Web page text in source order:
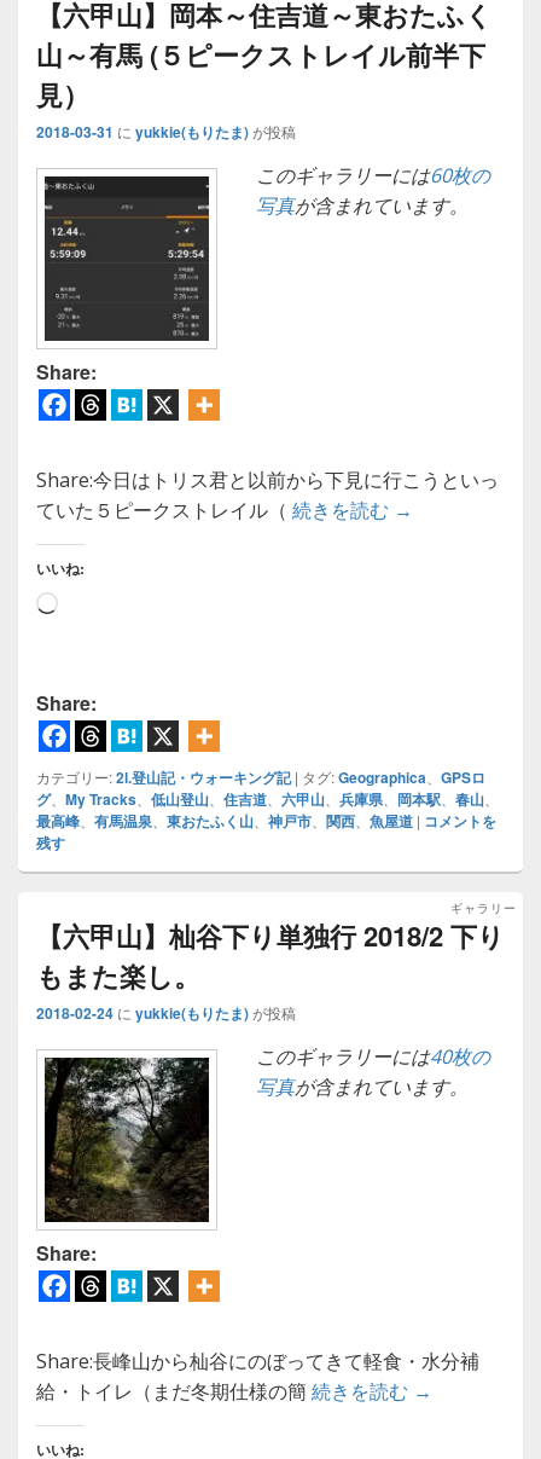
【六甲山】岡本～住吉道～東おたふく
山～有馬 (５ピークストレイル前半下
見）
2018-03-31 に yukkie(もりたま)が投稿
このギャラリーには60枚の
写真が含まれています。
Share:
Share:今日はトリス君と以前から下見に行こうといっ
ていた５ピークストレイル（ 続きを読む 【六甲山】岡本
→
いいね:
読
み
中…
Share:
カテゴリー:2l.登山記・ウォーキング記 | タグ:Geographica
GPSロ
グ、 My Tracks 低山登山 住吉道 六甲山 兵庫県 岡本駅 春山
最高峰 有馬温泉 東おたふく山 神戸市 関西 魚屋道 | コメントを
残す
【六甲山】杣谷下り単独行 2018/2 下り
もまた楽し。
ギャラリー
2018-02-24 に yukkie(もりたま)が投稿
このギャラリーには40枚の
写真が含まれています。
Share:
Share:長峰山から杣谷にのぼってきて軽食・水分補
給・トイレ（まだ冬期仕様の簡 続きを読む 【六甲山】杣
→
いいね: